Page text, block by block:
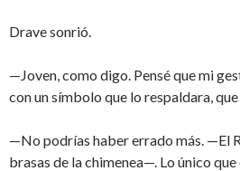
Drave sonrió.
—Joven, como digo. Pensé que mi
con un símbolo que lo respaldara,
—No podrías haber errado más. —El
brasas de la chimenea—. Lo único